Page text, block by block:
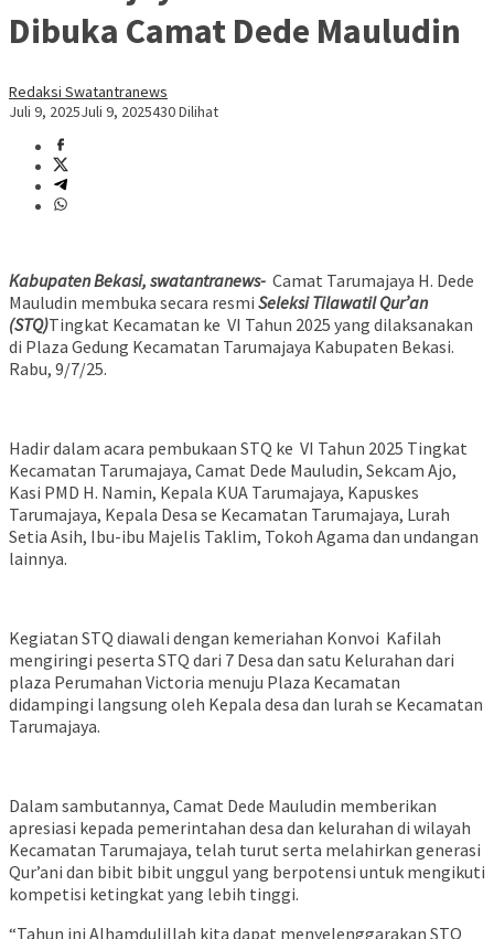
Dibuka Camat Dede Mauludin
Redaksi Swatantranews
Juli 9, 2025Juli 9, 2025430 Dilihat
Kabupaten Bekasi, swatantranews- Camat Tarumajaya H. Dede
Mauludin membuka secara resmi Seleksi Tilawatil Qur’an
(STQ)Tingkat Kecamatan ke VI Tahun 2025 yang dilaksanakan
di Plaza Gedung Kecamatan Tarumajaya Kabupaten Bekasi.
Rabu, 9/7/25.
Hadir dalam acara pembukaan STQ ke VI Tahun 2025 Tingkat
Kecamatan Tarumajaya, Camat Dede Mauludin, Sekcam Ajo,
Kasi PMD H. Namin, Kepala KUA Tarumajaya, Kapuskes
Tarumajaya, Kepala Desa se Kecamatan Tarumajaya, Lurah
Setia Asih, Ibu-ibu Majelis Taklim, Tokoh Agama dan undangan
lainnya.
Kegiatan STQ diawali dengan kemeriahan Konvoi Kafilah
mengiringi peserta STQ dari 7 Desa dan satu Kelurahan dari
plaza Perumahan Victoria menuju Plaza Kecamatan
didampingi langsung oleh Kepala desa dan lurah se Kecamatan
Tarumajaya.
Dalam sambutannya, Camat Dede Mauludin memberikan
apresiasi kepada pemerintahan desa dan kelurahan di wilayah
Kecamatan Tarumajaya, telah turut serta melahirkan generasi
Qur’ani dan bibit bibit unggul yang berpotensi untuk mengikuti
kompetisi ketingkat yang lebih tinggi.
“Tahun ini Alhamdulillah kita dapat menyelenggarakan STQ